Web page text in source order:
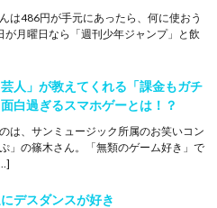
は486円が手元にあったら、何に使おう
が月曜日なら「週刊少年ジャンプ」と飲
芸人」が教えてくれる「課金もガチ
白過ぎるスマホゲーとは！？
は、サンミュージック所属のお笑いコン
」の篠木さん。「無類のゲーム好き」で
デスダンスが好き